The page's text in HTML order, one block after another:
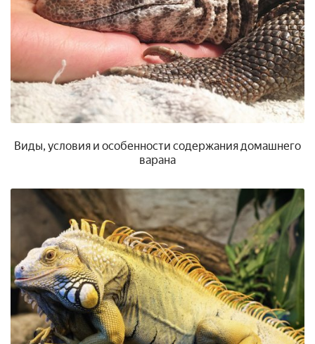
Виды, условия и особенности содержания домашнего
варана